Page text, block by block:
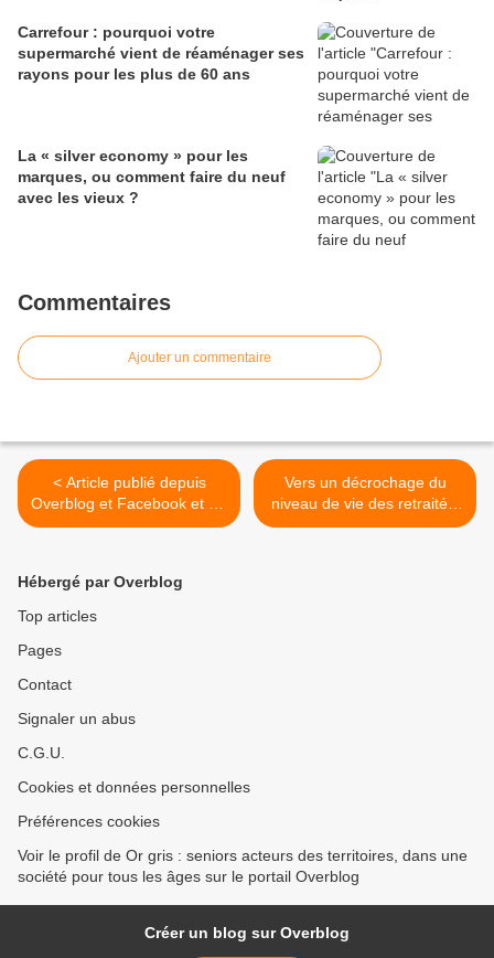
Carrefour : pourquoi votre
supermarché vient de réaménager ses
rayons pour les plus de 60 ans
La « silver economy » pour les
marques, ou comment faire du neuf
avec les vieux ?
Commentaires
Ajouter un commentaire
< Article publié depuis
Overblog et Facebook et LK
et X (Twitter)
Vers un décrochage du
niveau de vie des retraités
>
Hébergé par Overblog
Top articles
Pages
Contact
Signaler un abus
C.G.U.
Cookies et données personnelles
Préférences cookies
Voir le profil de Or gris : seniors acteurs des territoires, dans une
société pour tous les âges sur le portail Overblog
Créer un blog sur Overblog